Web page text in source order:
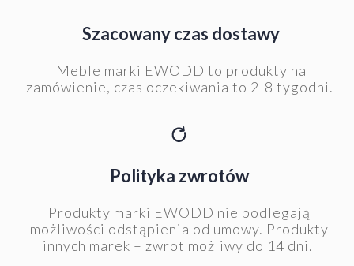
Szacowany czas dostawy
Meble marki EWODD to produkty na
zamówienie, czas oczekiwania to 2-8 tygodni.
Polityka zwrotów
Produkty marki EWODD nie podlegają
możliwości odstąpienia od umowy. Produkty
innych marek – zwrot możliwy do 14 dni.